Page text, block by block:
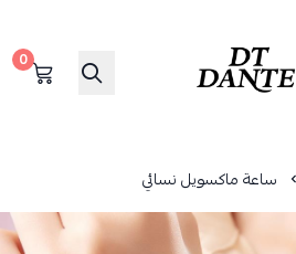
دانتي | DANTE
0
ساعة ماكسويل نسائي